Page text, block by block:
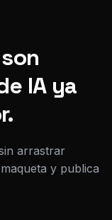
IA ya
arrastrar
y publica